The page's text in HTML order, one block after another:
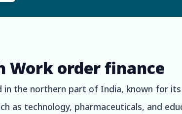
Work order finance
in the northern part of India, known for
as technology, pharmaceuticals, and